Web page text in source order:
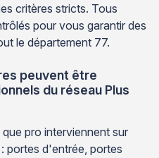
critères stricts. Tous
pour vous garantir des
le département 77.
peuvent être
du réseau Plus
pro interviennent sur
portes d'entrée, portes